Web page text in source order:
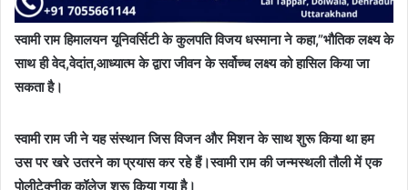
स्वामी राम हिमालयन यूनिवर्सिटी के कुलपति विजय धस्माना ने कहा,”भौतिक लक्ष्य के
साथ ही वेद,वेदांत,आध्यात्म के द्वारा जीवन के सर्वोच्च लक्ष्य को हासिल किया जा
सकता है।
स्वामी राम जी ने यह संस्थान जिस विजन और मिशन के साथ शुरू किया था हम
उस पर खरे उतरने का प्रयास कर रहे हैं।स्वामी राम की जन्मस्थली तौली में एक
पोलीटेक्नीक कॉलेज शुरू किया गया है।